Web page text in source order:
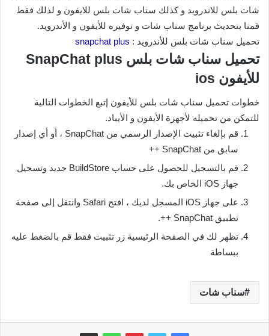
شات بلس للاندرويد و كذلك سناب شات بلس للايفون و لذلك فقط
قمنا بتحديث برنامج سناب شات و توفيره للأيفون و الأندرويد.
تحميل سناب شات بلس للأندرويد : snapchat plus
تحميل سناب شات بلس SnapChat plus
للأيفون ios
خطوات تحميل سناب شات بلس للأيفون إتبع الخطوات التالية
للتمكن من تحميله لأجهزة الأيفون و الأيباد.
قم بإلغاء تثبيت الإصدار الرسمي من SnapChat ، أو أي إصدار
سابق من SnapChat ++
قم بالتسجيل للحصول على حساب BuildStore جديد وتسجيل
جهاز iOS الخاص بك.
على جهاز iOS المسجل لديك ، افتح Safari وانتقل إلى صفحة
تطبيق SnapChat ++.
تظهر لك في الصفحة الرئيسية زر تثبيت فقط قم بالضغط عليه
ببساطة
سناب شات